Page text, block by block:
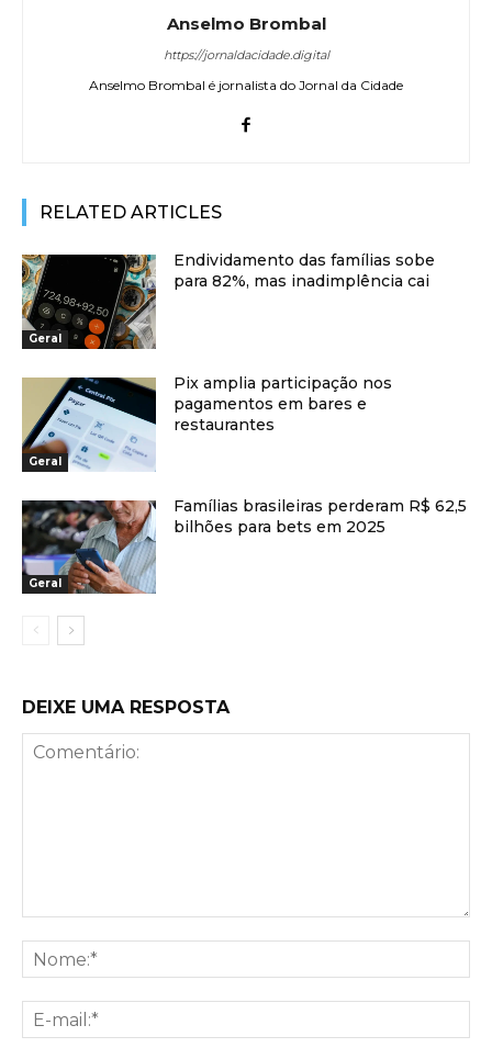
Anselmo Brombal
https://jornaldacidade.digital
Anselmo Brombal é jornalista do Jornal da Cidade
RELATED ARTICLES
Geral
Endividamento das famílias sobe
para 82%, mas inadimplência cai
Geral
Pix amplia participação nos
pagamentos em bares e
restaurantes
Geral
Famílias brasileiras perderam R$ 62,5
bilhões para bets em 2025
DEIXE UMA RESPOSTA